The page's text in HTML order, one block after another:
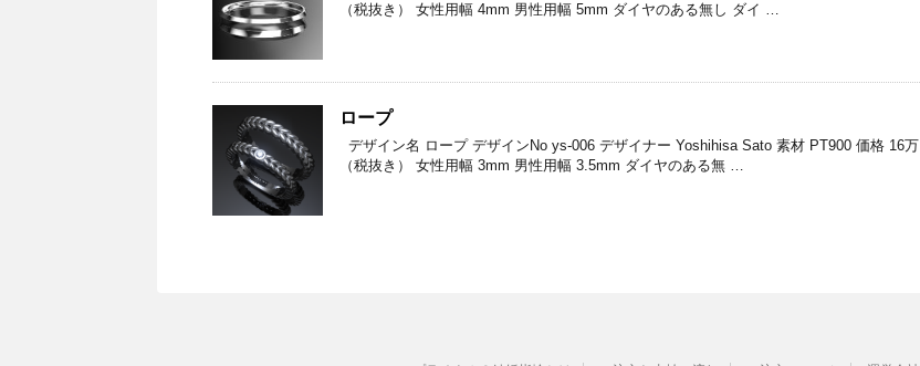
（税抜き） 女性用幅 4mm 男性用幅 5mm ダイヤのある無し ダイ …
ロープ
デザイン名 ロープ デザインNo ys-006 デザイナー Yoshihisa Sato 素材 PT900 価格 16万
（税抜き） 女性用幅 3mm 男性用幅 3.5mm ダイヤのある無 …